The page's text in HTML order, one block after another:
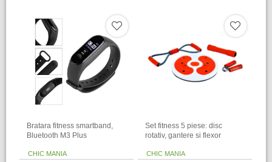
Bratara fitness smartband,
Bluetooth M3 Plus
CHIC MANIA
Set fitness 5 piese: disc
rotativ, gantere si flexor
CHIC MANIA